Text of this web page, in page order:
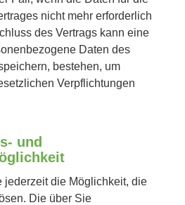
nicht mehr erforderlich
des Vertrags kann eine
Daten des
bestehen, um
Verpflichtungen
und
jederzeit die Möglichkeit, die
Die über Sie